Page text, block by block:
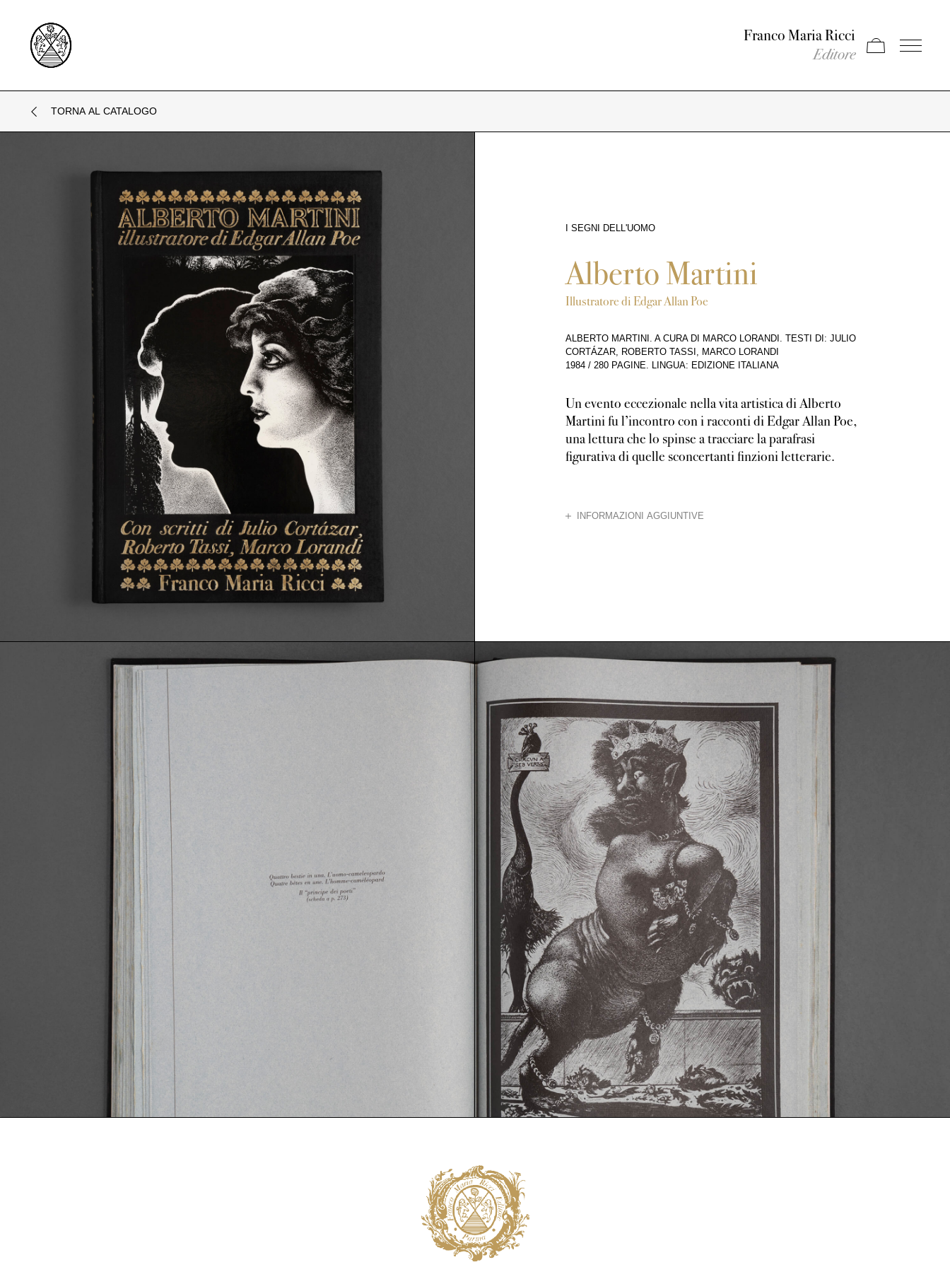
Franco Maria Ricci
Editore Apri carrello
Apri il
TORNA AL CATALOGO
I SEGNI DELL'UOMO
Alberto Martini
Illustratore di Edgar Allan Poe
ALBERTO MARTINI. A CURA DI MARCO LORANDI. TESTI DI: JULIO
CORTÁZAR, ROBERTO TASSI, MARCO LORANDI
1984 / 280 PAGINE. LINGUA: EDIZIONE ITALIANA
Un evento eccezionale nella vita artistica di Alberto
Martini fu l’incontro con i racconti di Edgar Allan Poe,
una lettura che lo spinse a tracciare la parafrasi
figurativa di quelle sconcertanti finzioni letterarie.
INFORMAZIONI AGGIUNTIVE